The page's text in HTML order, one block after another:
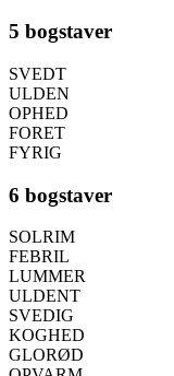
5 bogstaver
SVEDT
ULDEN
OPHED
FORET
FYRIG
6 bogstaver
SOLRIM
FEBRIL
LUMMER
ULDENT
SVEDIG
KOGHED
GLORØD